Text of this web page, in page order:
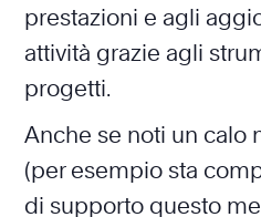
prestazioni e agli
attività grazie agli
progetti.
Anche se noti un calo
(per esempio sta
di supporto questo